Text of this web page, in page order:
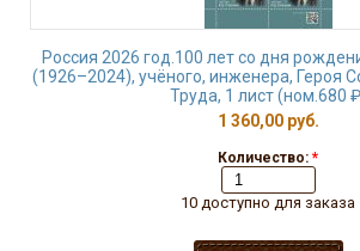
Россия 2026 год.100 лет со дня
(1926–2024), учёного, инженера, Героя
Труда, 1 лист (ном.680
1 360,00 руб.
Количество: *
10 доступно для заказа